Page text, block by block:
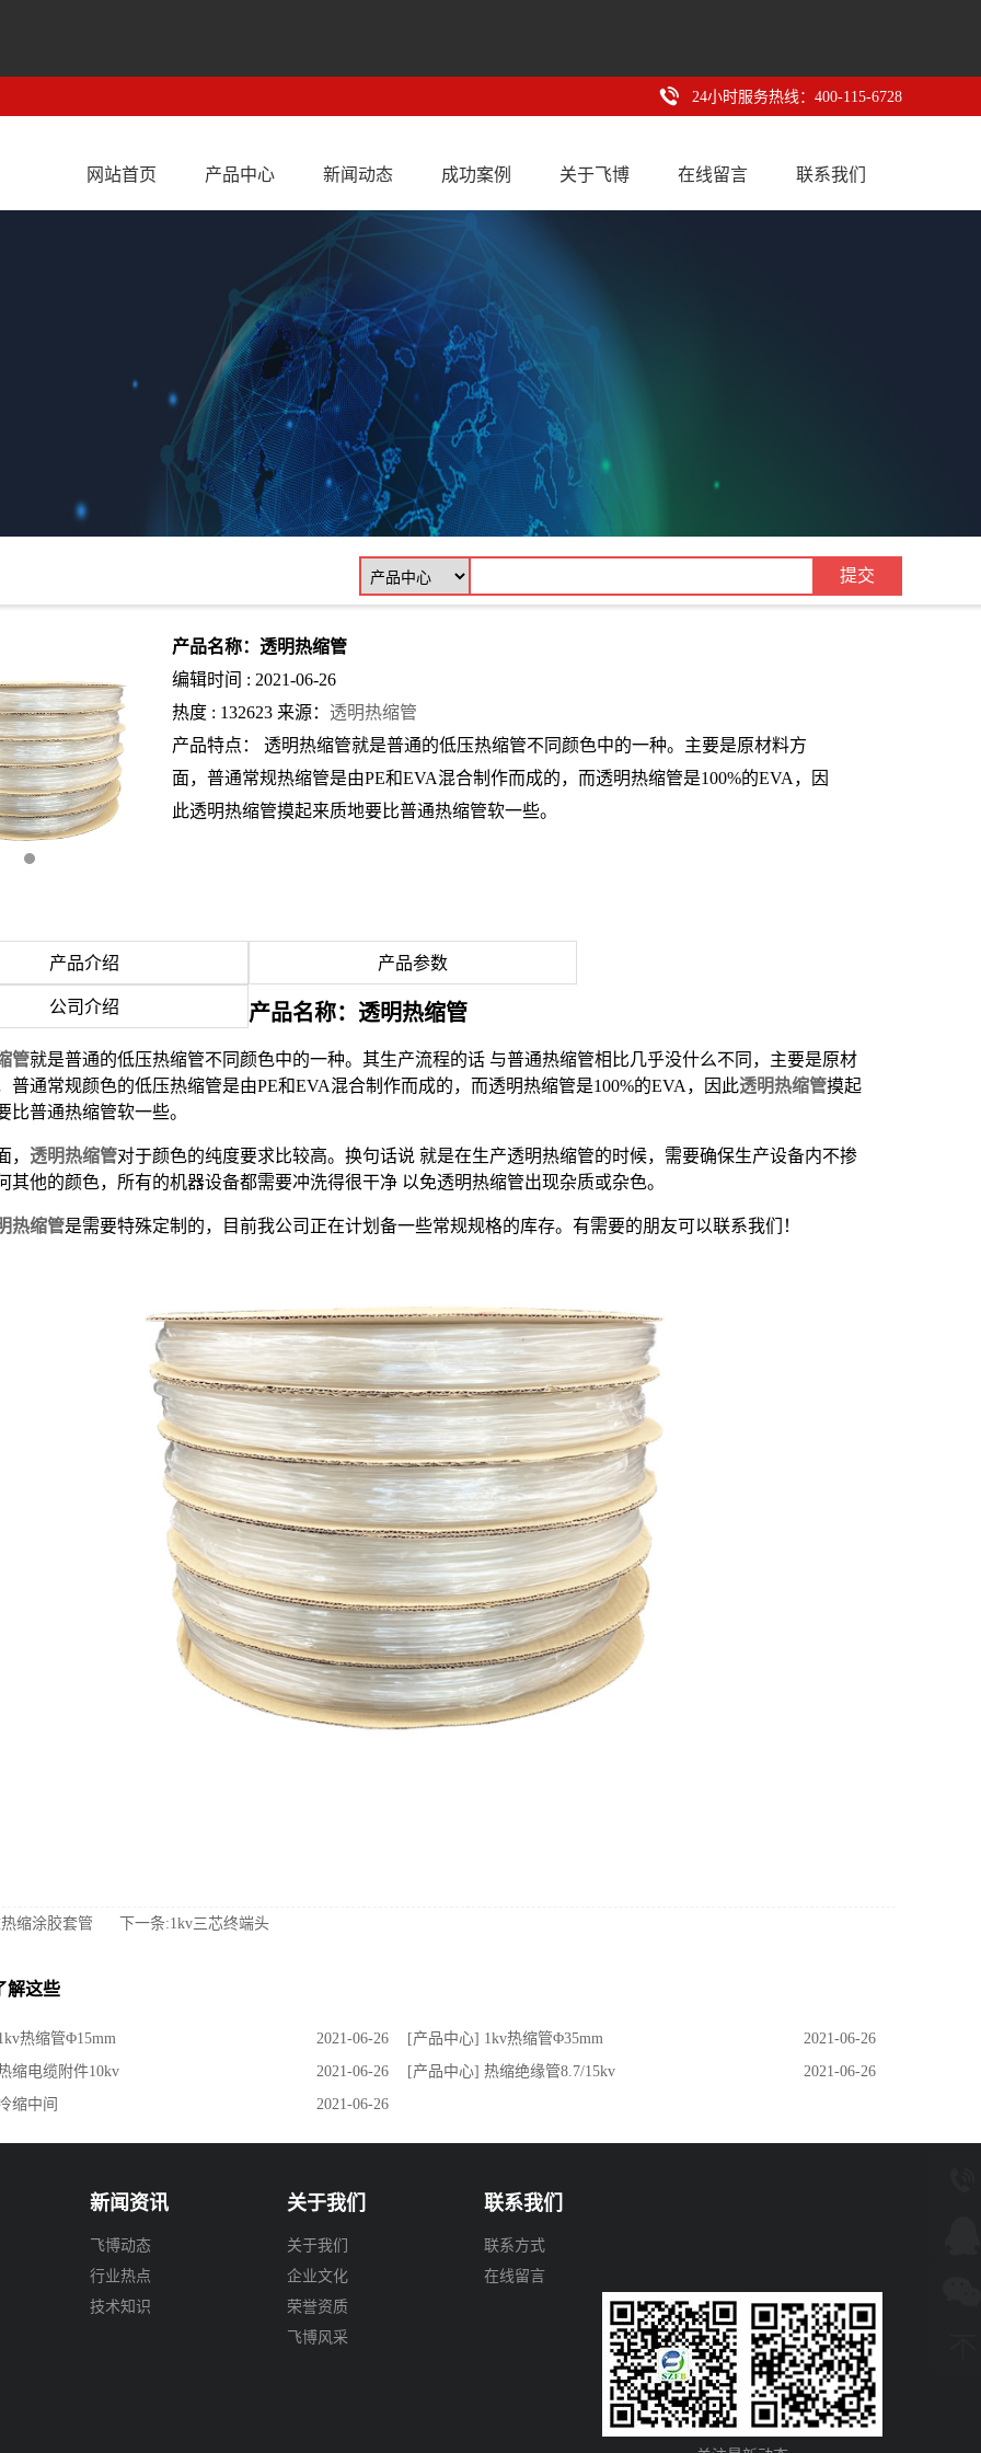
24小时服务热线：400-115-6728
网站首页 产品中心 新闻动态 成功案例 关于飞博 在线留言 联系我们
产品名称：透明热缩管
编辑时间 : 2021-06-26
热度 : 132623 来源： 透明热缩管
产品特点： 透明热缩管就是普通的低压热缩管不同颜色中的一种。主要是原材料方
面，普通常规热缩管是由PE和EVA混合制作而成的，而透明热缩管是100%的EVA，因
此透明热缩管摸起来质地要比普通热缩管软一些。
产品介绍 产品参数
公司介绍 产品名称：透明热缩管
管就是普通的低压热缩管不同颜色中的一种。其生产流程的话 与普通热缩管相比几乎没什么不同，主要是原材
普通常规颜色的低压热缩管是由PE和EVA混合制作而成的，而透明热缩管是100%的EVA，因此透明热缩管摸起
比普通热缩管软一些。
， 透明热缩管对于颜色的纯度要求比较高。换句话说 就是在生产透明热缩管的时候，需要确保生产设备内不掺
其他的颜色，所有的机器设备都需要冲洗得很干净 以免透明热缩管出现杂质或杂色。
热缩管是需要特殊定制的，目前我公司正在计划备一些常规规格的库存。有需要的朋友可以联系我们！
热缩涂胶套管 下一条:1kv三芯终端头
解这些
热缩管Φ15mm 2021-06-26 [产品中心] 1kv热缩管Φ35mm
2021-06-26
缩电缆附件10kv
2021-06-26 [产品中心] 热缩绝缘管8.7/15kv
2021-06-26
缩中间
2021-06-26
新闻资讯
飞博动态
行业热点
技术知识
关于我们
关于我们
企业文化
荣誉资质
飞博风采
联系我们
联系方式
在线留言